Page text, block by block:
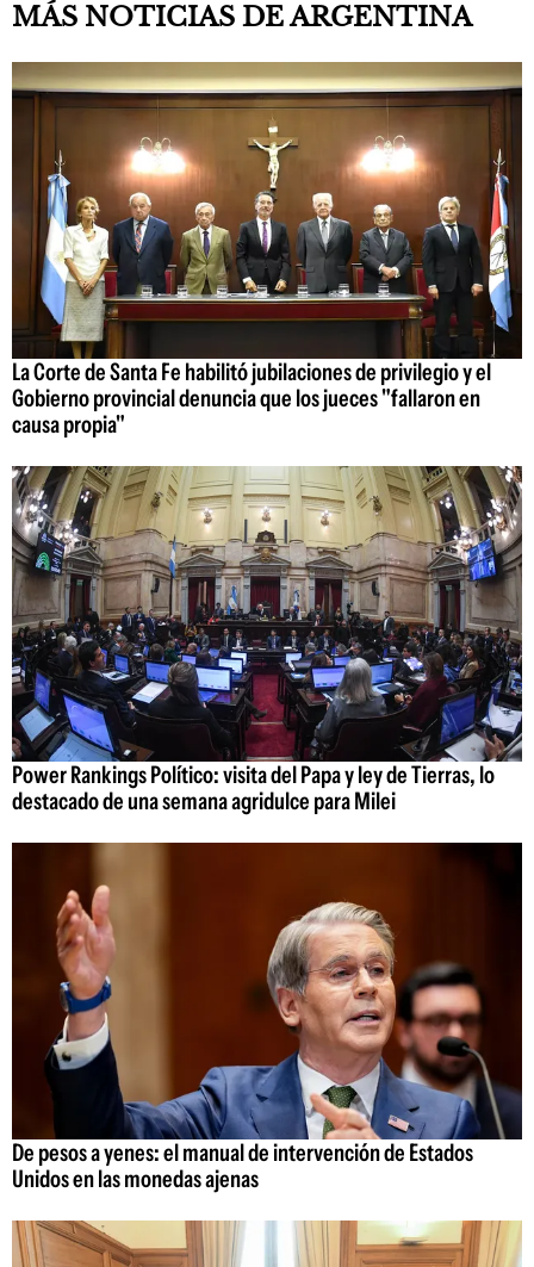
MÁS NOTICIAS DE ARGENTINA
La Corte de Santa Fe habilitó jubilaciones de privilegio y el
Gobierno provincial denuncia que los jueces "fallaron en
causa propia"
Power Rankings Político: visita del Papa y ley de Tierras, lo
destacado de una semana agridulce para Milei
De pesos a yenes: el manual de intervención de Estados
Unidos en las monedas ajenas